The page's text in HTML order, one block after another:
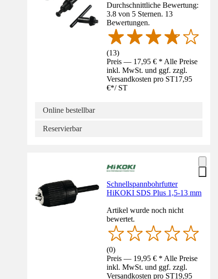
Durchschnittliche Bewertung:
3.8 von 5 Sternen. 13
Bewertungen.
(13)
Preis — 17,95 € * Alle Preise
inkl. MwSt. und ggf. zzgl.
Versandkosten pro ST17,95
€*/ ST
Online bestellbar
Reservierbar
Schnellspannbohrfutter
HiKOKI SDS Plus 1,5-13 mm
Artikel wurde noch nicht
bewertet.
(0)
Preis — 19,95 € * Alle Preise
inkl. MwSt. und ggf. zzgl.
Versandkosten pro ST19,95